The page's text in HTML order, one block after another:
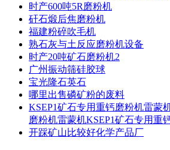
时产600吨5R磨粉机
矸石煅后焦磨粉机
福建粉碎吹毛机
熟石灰与土反应磨粉机设备
时产20吨矿石磨粉机2
广州振动筛硅胶球
宝光隆石英石
哪里出售磷矿粉的废料
KSEP1矿石专用重钙磨粉机雷蒙
磨粉机雷蒙机KSEP1矿石专用重
开踩矿山比较好化学产品厂